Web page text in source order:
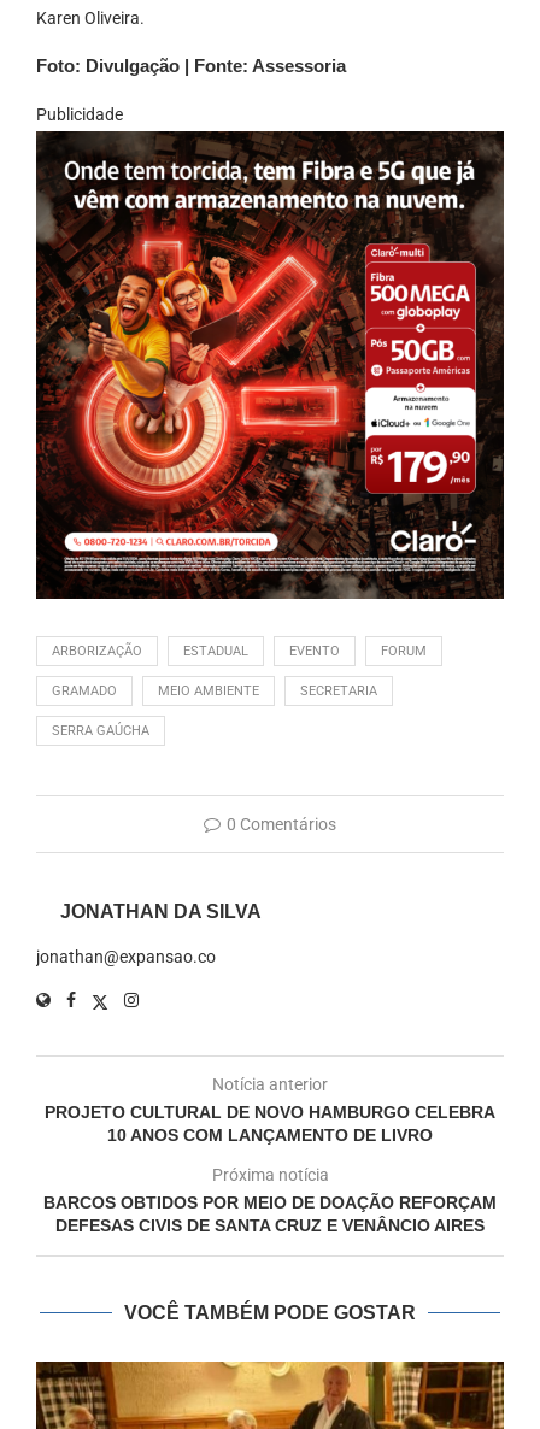
Karen Oliveira.
Foto: Divulgação | Fonte: Assessoria
Publicidade
ARBORIZAÇÃO ESTADUAL EVENTO FORUM
GRAMADO MEIO AMBIENTE SECRETARIA
SERRA GAÚCHA
0 Comentários
JONATHAN DA SILVA
jonathan@expansao.co
Notícia anterior
PROJETO CULTURAL DE NOVO HAMBURGO CELEBRA
10 ANOS COM LANÇAMENTO DE LIVRO
Próxima notícia
BARCOS OBTIDOS POR MEIO DE DOAÇÃO REFORÇAM
DEFESAS CIVIS DE SANTA CRUZ E VENÂNCIO AIRES
VOCÊ TAMBÉM PODE GOSTAR